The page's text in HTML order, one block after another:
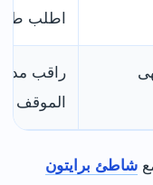
اطلب
راقب مدة
الموقف
شاطئ برايتون